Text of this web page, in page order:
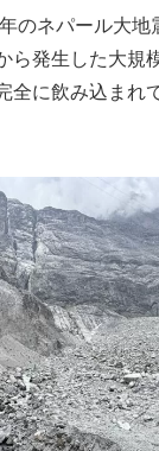
のネパール大地
ら発生した大規
全に飲み込まれ